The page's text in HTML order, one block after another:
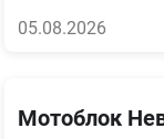
05.08.2026
Мотоблок